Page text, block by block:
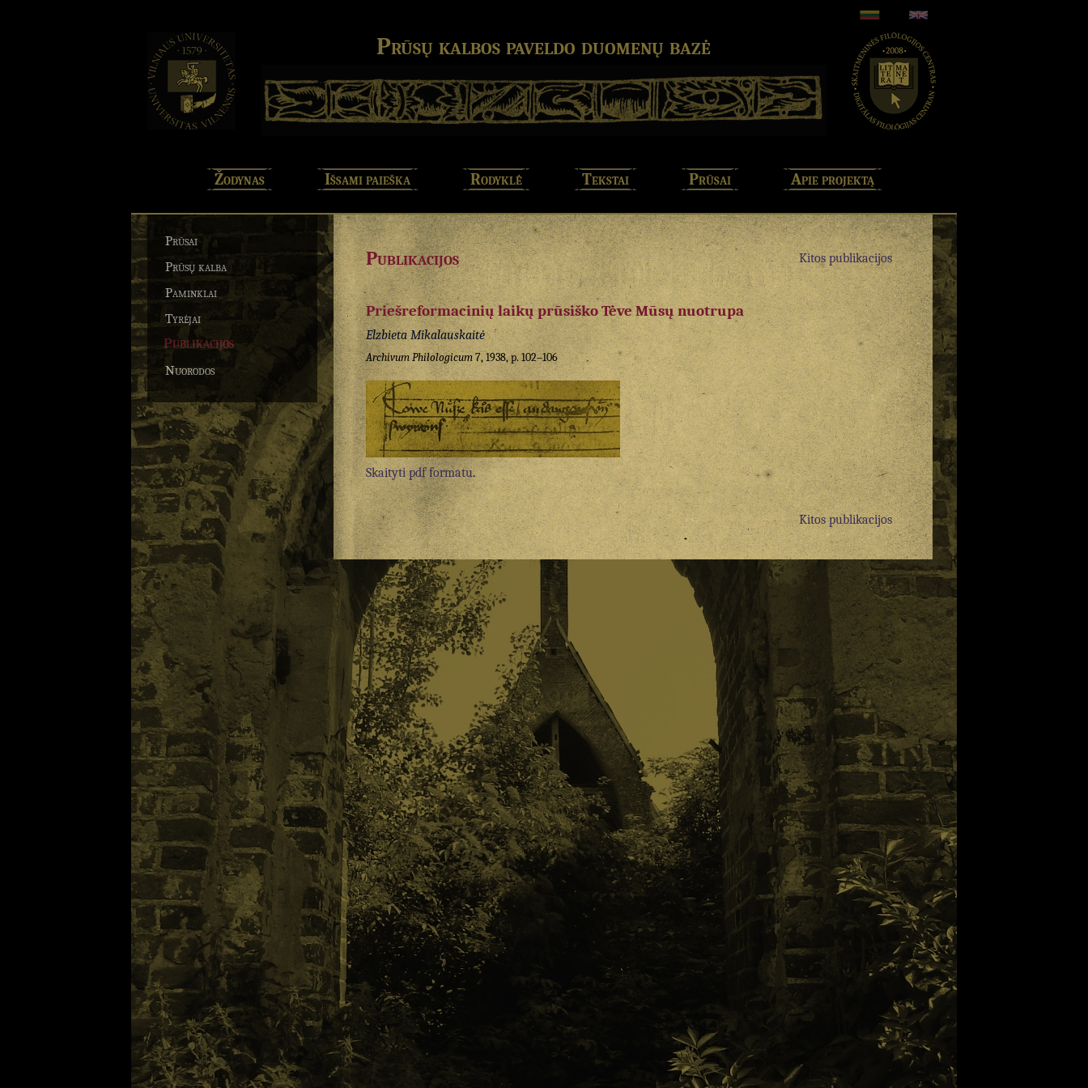
Prūsų kalbos paveldo duomenų bazė
Žodynas Išsami paieška Rodyklė Tekstai Prūsai Apie projektą
Prūsai
Prūsų kalba
Paminklai
Tyrėjai
Publikacijos
Nuorodos
Publikacijos Kitos publikacijos
Priešreformacinių laikų prūsiško Tėve Mūsų nuotrupa
Elzbieta Mikalauskaitė
Archivum Philologicum7, 1938, p. 102–106
Skaityti pdf formatu.
Kitos publikacijos